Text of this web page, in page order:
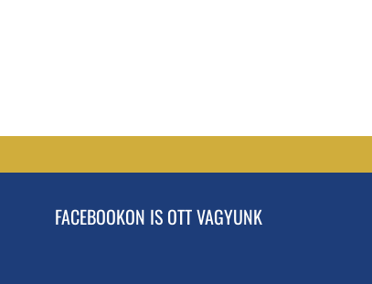
FACEBOOKON IS OTT VAGYUNK